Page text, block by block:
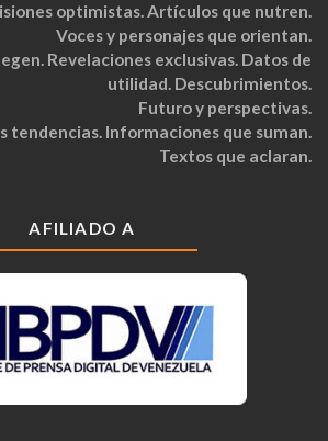
optimistas. Artículos que nutren.
Voces y personajes que orientan.
Revelaciones exclusivas. Datos de
utilidad. Descubrimientos.
Futuro y perspectivas.
tendencias. Informaciones que suman.
Textos que aclaran.
AFILIADO A